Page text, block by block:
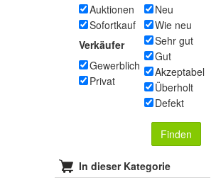
Auktionen
Sofortkauf
Verkäufer
Gewerblich
Privat
Neu
Wie neu
Sehr gut
Gut
Akzeptabel
Überholt
Defekt
Finden
In dieser Kategorie